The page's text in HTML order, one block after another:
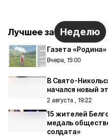
Лучшее за Неделю
Газета
Вчера, 15:00
В Свято-
начался новый
2 августа , 19:22
15 жителей
медаль
солдата»